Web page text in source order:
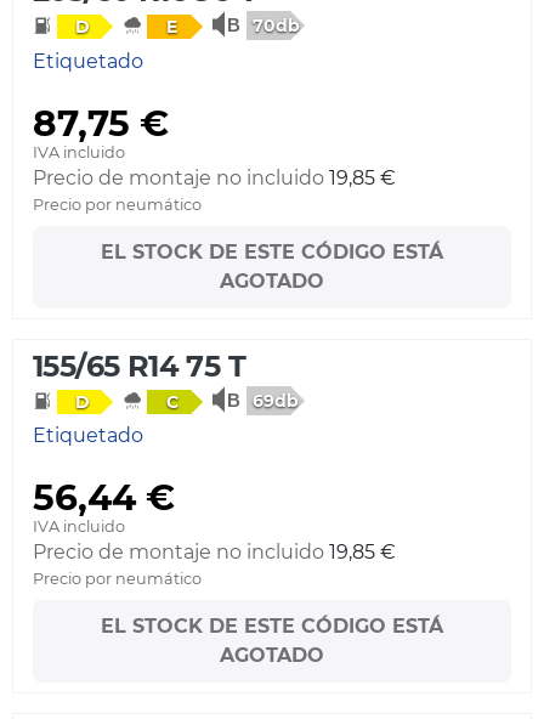
D E 70db
Etiquetado
87,75 €
IVA incluido
Precio de montaje no incluido 19,85 €
Precio por neumático
EL STOCK DE ESTE CÓDIGO ESTÁ
AGOTADO
155/65 R14 75 T
D C 69db
Etiquetado
56,44 €
IVA incluido
Precio de montaje no incluido 19,85 €
Precio por neumático
EL STOCK DE ESTE CÓDIGO ESTÁ
AGOTADO